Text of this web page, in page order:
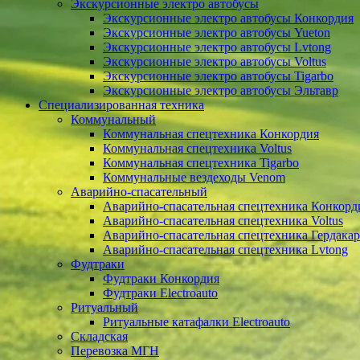
Экскурсионные электро автобусы
Экскурсионные электро автобусы Конкордия
Экскурсионные электро автобусы Yueton
Экскурсионные электро автобусы Lvtong
Экскурсионные электро автобусы Voltus
Экскурсионные электро автобусы Tigarbo
Экскурсионные электро автобусы Эльтавр
Специализированная техника
Коммунальный
Коммунальная спецтехника Конкордия
Коммунальная спецтехника Voltus
Коммунальная спецтехника Tigarbo
Коммунальные вездеходы Venom
Аварийно-спасательный
Аварийно-спасательная спецтехника
Аварийно-спасательная спецтехника Voltus
Аварийно-спасательная спецтехника Гердакар
Аварийно-спасательная спецтехника Lvtong
Фудтраки
Фудтраки Конкордия
Фудтраки Electroauto
Ритуальный
Ритуальные катафалки Electroauto
Складская
Перевозка МГН